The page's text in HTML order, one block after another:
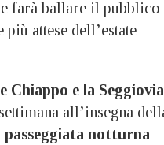
farà ballare il pubblico
attese dell’estate
Chiappo e la Seggiovia
all’insegna
passeggiata notturna